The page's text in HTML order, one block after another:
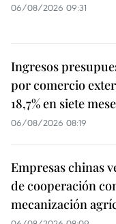
06/08/2026 09:31
Ingresos
por comercio
18,7% en siete
06/08/2026 08:19
Empresas chinas
de cooperación
mecanización